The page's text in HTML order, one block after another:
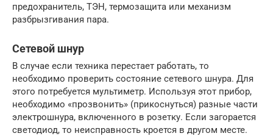
предохранитель, ТЭН, термозащита или механизм
разбрызгивания пара.
Сетевой шнур
В случае если техника перестает работать, то
необходимо проверить состояние сетевого шнура. Для
этого потребуется мультиметр. Используя этот прибор,
необходимо «прозвонить» (прикоснуться) разные части
электрошнура, включенного в розетку. Если загорается
светодиод, то неисправность кроется в другом месте.